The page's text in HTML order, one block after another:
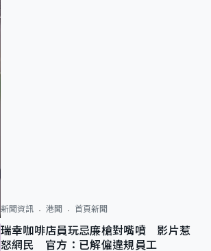
新聞資訊 港聞 首頁新聞
瑞幸咖啡店員玩忌廉槍對嘴噴 影片惹
怒網民 官方：已解僱違規員工